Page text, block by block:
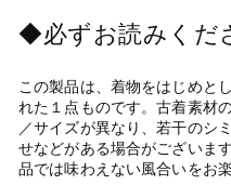
◆必ずお読みくだ
この製品は、着物をはじめと
れた１点ものです。古着素材
／サイズが異なり、若干のシ
せなどがある場合がございま
品では味わえない風合いをお